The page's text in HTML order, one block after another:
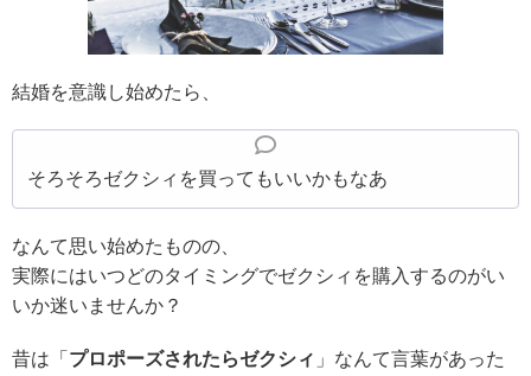
結婚を意識し始めたら、
そろそろゼクシィを買ってもいいかもなあ
なんて思い始めたものの、
実際にはいつどのタイミングでゼクシィを購入するのがい
いか迷いませんか？
昔は「 プロポーズされたらゼクシィ 」なんて言葉があった